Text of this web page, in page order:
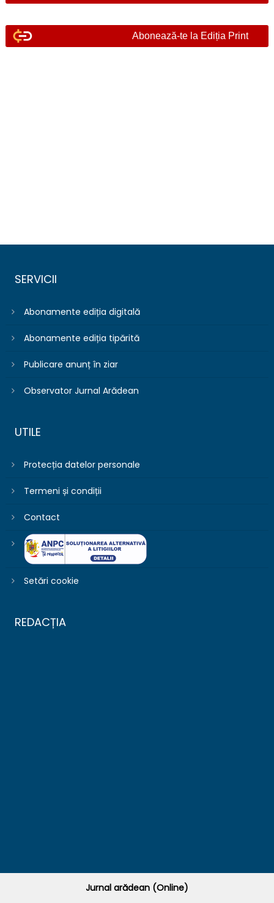
Abonează-te la Ediția Print
SERVICII
Abonamente ediția digitală
Abonamente ediția tipărită
Publicare anunț în ziar
Observator Jurnal Arădean
UTILE
Protecția datelor personale
Termeni și condiții
Contact
Setări cookie
REDACȚIA
Jurnal arădean (Online)